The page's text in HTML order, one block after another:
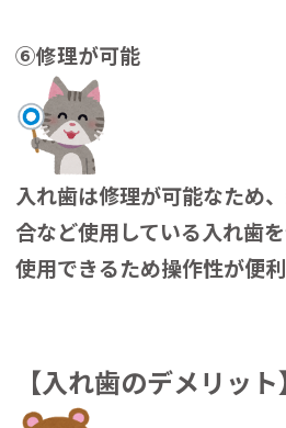
⑥修理が可能
入れ歯は修理が可能なため
合など使用している入れ歯
使用できるため操作性が便利
【入れ歯のデメリット】